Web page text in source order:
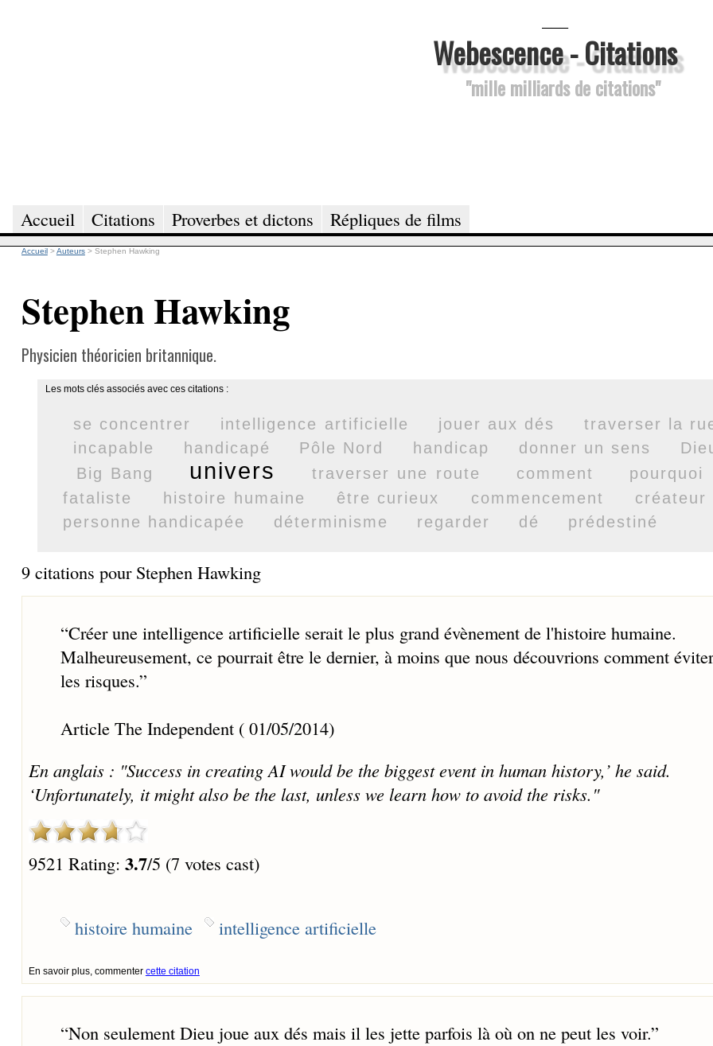
Webescence - Citations
"mille milliards de citations"
Accueil Citations Proverbes et dictons Répliques de films
Accueil >Auteurs > Stephen Hawking
Stephen Hawking
Physicien théoricien britannique.
Les mots clés associés avec ces citations :
se concentrer intelligence artificielle jouer aux dés
traverser la
incapable
handicapé Pôle Nord handicap donner un sens
Big Bang
univers traverser une route comment
pourquoi
fataliste
histoire humaine être curieux commencement
créateur
personne handicapée
déterminisme regarder dé prédestiné
9 citations pour Stephen Hawking
“Créer une intelligence artificielle serait le plus grand évènement de l'histoire humaine.
Malheureusement, ce pourrait être le dernier, à moins que nous découvrions comment éviter
les risques.”
Article The Independent ( 01/05/2014)
En anglais : "Success in creating AI would be the biggest event in human history,’ he said.
‘Unfortunately, it might also be the last, unless we learn how to avoid the risks."
9521 Rating: 3.7/5 (7 votes cast)
histoire humaine intelligence artificielle
En savoir plus, commenter cette citation
“Non seulement Dieu joue aux dés mais il les jette parfois là où on ne peut les voir.”